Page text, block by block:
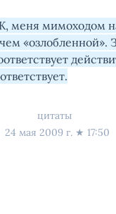
меня мимоходом
«озлобленной».
цитаты
24 мая 2009 г.★ 17:50